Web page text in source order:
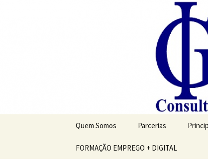
Quem Somos Parcerias
FORMAÇÃO EMPREGO + DIGITAL